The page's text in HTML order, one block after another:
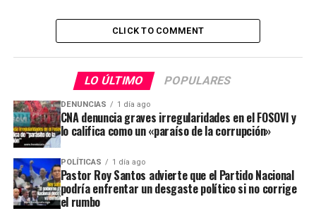
CLICK TO COMMENT
LO ÚLTIMO POPULARES
DENUNCIAS 1 día ago
CNA denuncia graves irregularidades en el FOSOVI y
lo califica como un «paraíso de la corrupción»
POLÍTICAS 1 día ago
Pastor Roy Santos advierte que el Partido Nacional
podría enfrentar un desgaste político si no corrige
el rumbo